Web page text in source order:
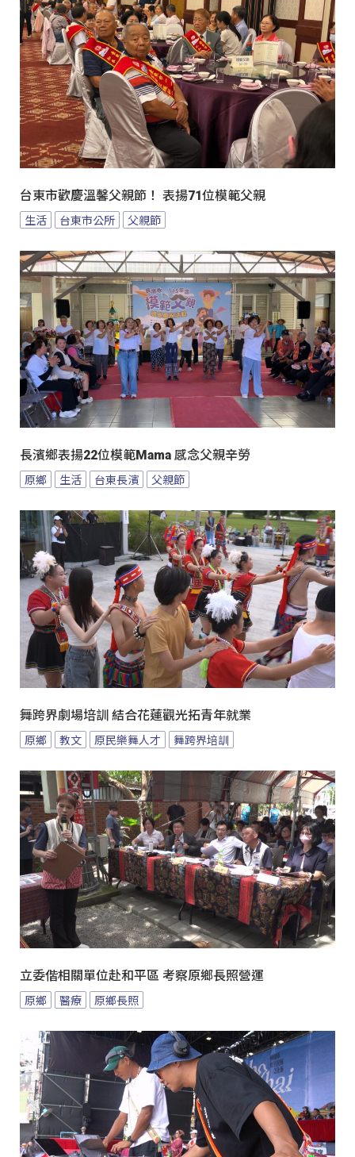
台東市歡慶溫馨父親節！ 表揚71位模範父親
生活 台東市公所 父親節
長濱鄉表揚22位模範Mama 感念父親辛勞
原鄉 生活 台東長濱 父親節
舞跨界劇場培訓 結合花蓮觀光拓青年就業
原鄉 教文 原民樂舞人才 舞跨界培訓
立委偕相關單位赴和平區 考察原鄉長照營運
原鄉 醫療 原鄉長照